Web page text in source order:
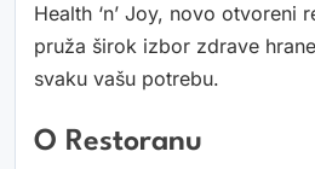
Health ‘n’ Joy, novo otvoreni
pruža širok izbor zdrave
svaku vašu potrebu.
O Restoranu